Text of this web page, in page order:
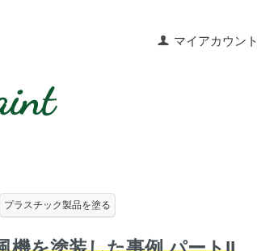
マイアカウント
プラスチック製品を塗る